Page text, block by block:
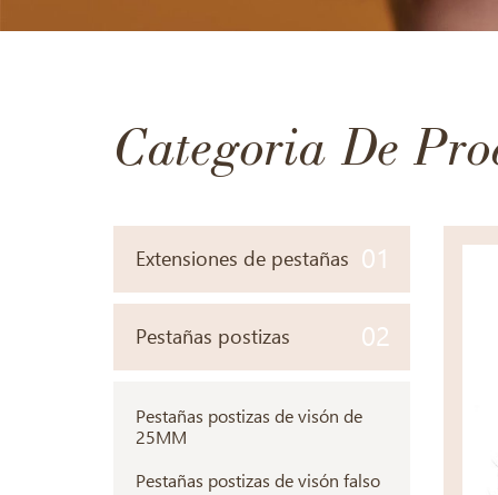
Categoria De
Extensiones de pestañas 01
Pestañas postizas 02
Pestañas postizas de visón de
25MM
Pestañas postizas de visón falso